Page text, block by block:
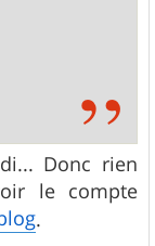
Donc rien
le compte
.